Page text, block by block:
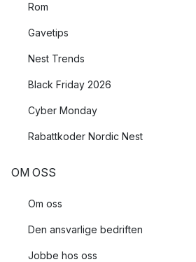
Rom
Gavetips
Nest Trends
Black Friday 2026
Cyber Monday
Rabattkoder Nordic Nest
OM OSS
Om oss
Den ansvarlige bedriften
Jobbe hos oss